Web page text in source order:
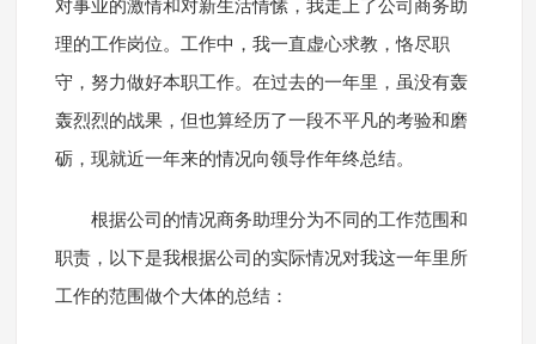
对事业的激情和对新生活情愫，我走上了公司商务助
理的工作岗位。工作中，我一直虚心求教，恪尽职
守，努力做好本职工作。在过去的一年里，虽没有轰
轰烈烈的战果，但也算经历了一段不平凡的考验和磨
砺，现就近一年来的情况向领导作年终总结。
根据公司的情况商务助理分为不同的工作范围和
职责，以下是我根据公司的实际情况对我这一年里所
工作的范围做个大体的总结：